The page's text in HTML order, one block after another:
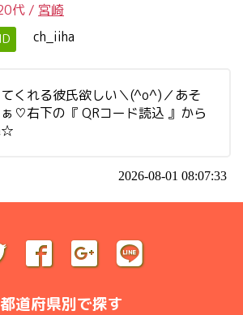
代 / 宮崎
ID ch_iiha
くれる彼氏欲しい＼(^o^)／あそ
♡右下の『 QRコード読込 』から
☆
2026-08-01 08:07:33
都道府県別で探す